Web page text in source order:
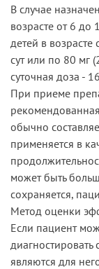
В случае
возрасте от 6 до
детей в
сут или по 80 мг
суточная доза -
При приеме
обычно
применяется в
может быть
сохраняется,
Метод оценки
Если пациент
являются для